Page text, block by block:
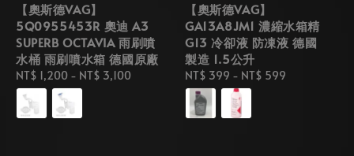
【奧斯德VAG】
5Q0955453R 奧迪 A3
SUPERB OCTAVIA 雨刷噴
水桶 雨刷噴水箱 德國原廠
Regular
price
NT$ 1,200 - NT$ 3,100
【奧斯德VAG】
GA13A8JM1 濃縮水箱精
G13 冷卻液 防凍液 德國
製造 1.5公升
Regular
price
NT$ 399 - NT$ 599